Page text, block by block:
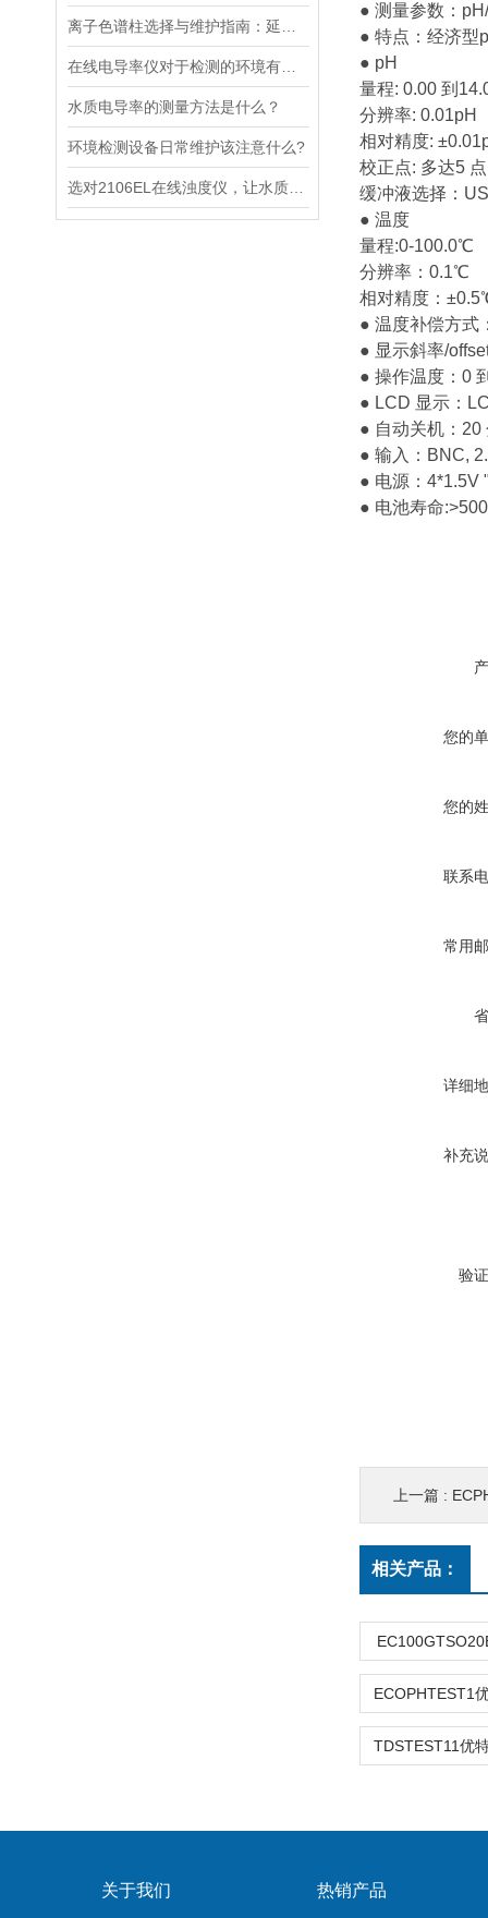
水质电导率的测量方法是什么？
环境检测设备日常维护该注意什么?
● 测量参数：
● 特点：经济型
● pH
量程: 0.00 到
分辨率: 0.01pH
相对精度:
校正点: 多达5 点
缓冲液选择：
● 温度
量程:0-100.0℃
分辨率：0.1℃
相对精度：
● 温度补偿方式
● 显示斜率/
● 操作温度：0
● LCD 显示：
● 自动关机：20
● 输入：BNC,
● 电源：4*1.5V
● 电池寿命
您的
您的
联系
常用
详细
补充
验
上一篇 :
相关产品：
关于我们 热销产品